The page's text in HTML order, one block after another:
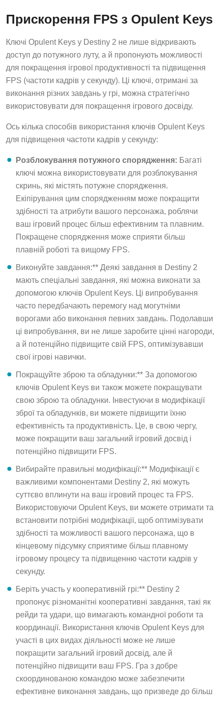
Прискорення FPS з Opulent Keys
Ключі Opulent Keys у Destiny 2 не лише відкривають
доступ до потужного луту, а й пропонують можливості
для покращення ігрової продуктивності та підвищення
FPS (частоти кадрів у секунду). Ці ключі, отримані за
виконання різних завдань у грі, можна стратегічно
використовувати для покращення ігрового досвіду.
Ось кілька способів використання ключів Opulent Keys
для підвищення частоти кадрів у секунду:
Розблокування потужного спорядження: Багаті
ключі можна використовувати для розблокування
скринь, які містять потужне спорядження.
Екіпірування цим спорядженням може покращити
здібності та атрибути вашого персонажа, роблячи
ваш ігровий процес більш ефективним та плавним.
Покращене спорядження може сприяти більш
плавній роботі та вищому FPS.
Виконуйте завдання:** Деякі завдання в Destiny 2
мають спеціальні завдання, які можна виконати за
допомогою ключів Opulent Keys. Ці випробування
часто передбачають перемогу над могутніми
ворогами або виконання певних завдань. Подолавши
ці випробування, ви не лише заробите цінні нагороди,
а й потенційно підвищите свій FPS, оптимізувавши
свої ігрові навички.
Покращуйте зброю та обладунки:** За допомогою
ключів Opulent Keys ви також можете покращувати
свою зброю та обладунки. Інвестуючи в модифікації
зброї та обладунків, ви можете підвищити їхню
ефективність та продуктивність. Це, в свою чергу,
може покращити ваш загальний ігровий досвід і
потенційно підвищити FPS.
Вибирайте правильні модифікації:** Модифікації є
важливими компонентами Destiny 2, які можуть
суттєво вплинути на ваш ігровий процес та FPS.
Використовуючи Opulent Keys, ви можете отримати та
встановити потрібні модифікації, щоб оптимізувати
здібності та можливості вашого персонажа, що в
кінцевому підсумку сприятиме більш плавному
ігровому процесу та підвищенню частоти кадрів у
секунду.
Беріть участь у кооперативній грі:** Destiny 2
пропонує різноманітні кооперативні завдання, такі як
рейди та удари, що вимагають командної роботи та
координації. Використання ключів Opulent Keys для
участі в цих видах діяльності може не лише
покращити загальний ігровий досвід, але й
потенційно підвищити ваш FPS. Гра з добре
скоординованою командою може забезпечити
ефективне виконання завдань, що призведе до більш